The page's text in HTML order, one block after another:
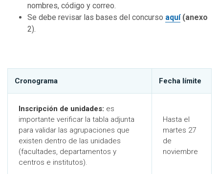
nombres, código y correo.
Se debe revisar las bases del concurso aquí (anexo
2).
Cronograma Fecha límite
Inscripción de unidades: es
importante verificar la tabla adjunta
para validar las agrupaciones que
existen dentro de las unidades
(facultades, departamentos y
centros e institutos).
Hasta el
martes 27
de
noviembre